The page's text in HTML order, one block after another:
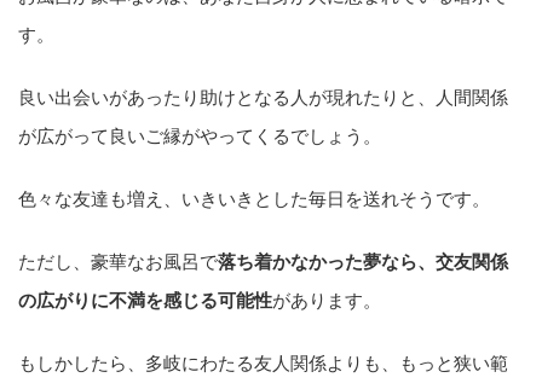
す。
良い出会いがあったり助けとなる人が現れたりと、人間関係
が広がって良いご縁がやってくるでしょう。
色々な友達も増え、いきいきとした毎日を送れそうです。
ただし、豪華なお風呂で落ち着かなかった夢なら、交友関係
の広がりに不満を感じる可能性があります。
もしかしたら、多岐にわたる友人関係よりも、もっと狭い範